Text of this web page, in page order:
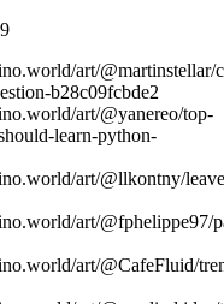
art/@martinstellar/
b28c09fcbde2
art/@yanereo/top-
learn-python-
art/@llkontny/
art/@fphelippe97/
art/@CafeFluid/